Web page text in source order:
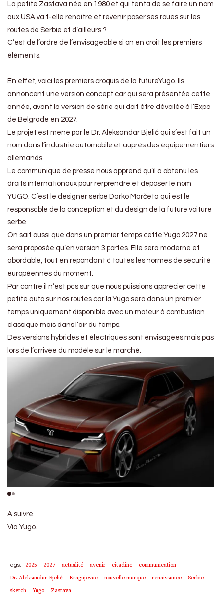
La petite Zastava née en 1980 et qui tenta de se faire un nom
aux USA va t-elle renaitre et revenir poser ses roues sur les
routes de Serbie et d’ailleurs ?
C’est de l’ordre de l’envisageable si on en croit les premiers
éléments.
En effet, voici les premiers croquis de la futureYugo. Ils
annoncent une version concept car qui sera présentée cette
année, avant la version de série qui doit être dévoilée à l’Expo
de Belgrade en 2027.
Le projet est mené par le Dr. Aleksandar Bjelić qui s’est fait un
nom dans l’industrie automobile et auprès des équipementiers
allemands.
Le communique de presse nous apprend qu’il a obtenu les
droits internationaux pour rerprendre et déposer le nom
YUGO. C’est le designer serbe Darko Marčeta qui est le
responsable de la conception et du design de la future voiture
serbe.
On sait aussi que dans un premier temps cette Yugo 2027 ne
sera proposée qu’en version 3 portes. Elle sera moderne et
abordable, tout en répondant à toutes les normes de sécurité
européennes du moment.
Par contre il n’est pas sur que nous puissions apprécier cette
petite auto sur nos routes car la Yugo sera dans un premier
temps uniquement disponible avec un moteur à combustion
classique mais dans l’air du temps.
Des versions hybrides et électriques sont envisagées mais pas
lors de l’arrivée du modèle sur le marché.
A suivre.
Via Yugo.
Tags: 2025 2027 actualité avenir citadine
communication
Dr. Aleksandar Bjelić
Kragujevac nouvelle marque renaissance
Serbie
sketch
Yugo Zastava